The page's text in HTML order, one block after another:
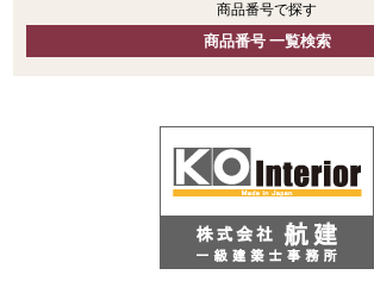
商品番号で探す
商品番号 一覧検索